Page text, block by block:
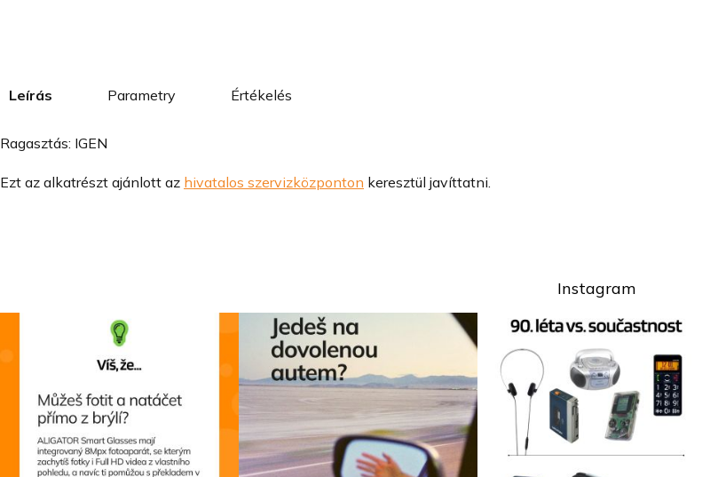
Leírás Parametry Értékelés
Ragasztás: IGEN
Ezt az alkatrészt ajánlott az hivatalos szervizközponton keresztül javíttatni.
Instagram